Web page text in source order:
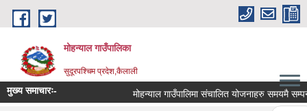
Skip to main content
मोहन्याल गाउँपालिका
सुदूरपश्चिम प्रदेश,कैलाली
मुख्य समाचारः- मोहन्याल गाउँपालिमा संचालित योजनाहरु समयमै